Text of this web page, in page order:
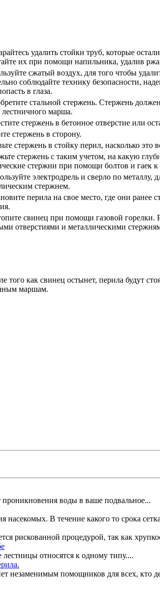
удалить стойки труб, которые
их при помощи напильника, удалив
сжатый воздух, для того чтобы
соблюдайте технику безопасности,
в глаза.
стальной стержень. Стержень
лестничного марша.
стержень в бетонное отверстие или
стержень в сторону.
стержень в стойку перил, насколько это
стержень с таким учетом, на какую
стержни при помощи болтов и гаек к
электродрель и сверло по металлу,
стержнем.
перила на свое место, где они
свинец при помощи газовой
отверстиями и металлическими
того как свинец остынет, перила будут
маршам.
воды в ваше подвальное...
В течение какого то срока
рискованной процедурой, так как
относятся к одному типу....
незаменимым помощников для всех, кто